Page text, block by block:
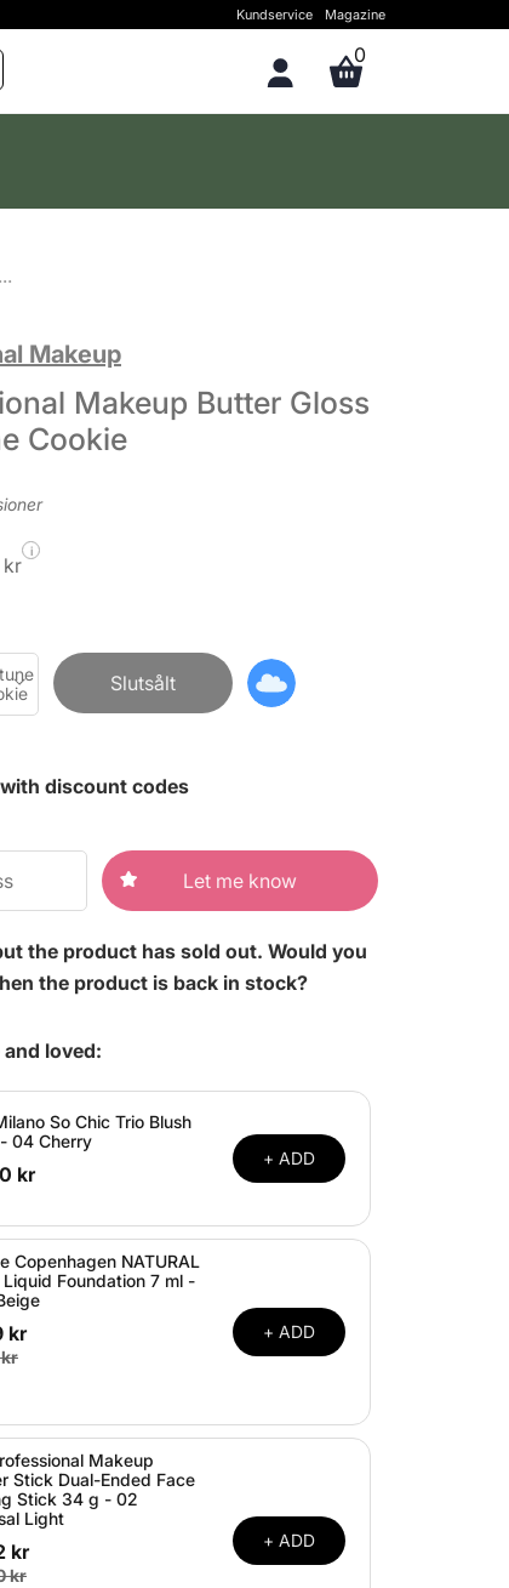
Kundservice Magazine
0
Makeup
Makeup Butter Gloss
Cookie
kr
i
Slutsålt
discount codes
Let me know
the product has sold out. Would you
the product is back in stock?
loved:
So Chic Trio Blush
04 Cherry
kr
+ ADD
Copenhagen NATURAL
Liquid Foundation 7 ml -
kr
kr
+ ADD
Makeup
Stick Dual-Ended Face
Stick 34 g - 02
Light
kr
kr
+ ADD